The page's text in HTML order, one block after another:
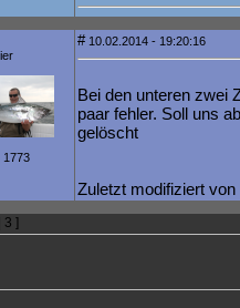
1773
#10.02.2014 - 19:20:16
Bei den unteren zwei
paar fehler. Soll uns
gelöscht
Zuletzt modifiziert
]